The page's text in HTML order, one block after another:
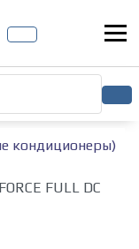
кондиционеры)
FULL DC